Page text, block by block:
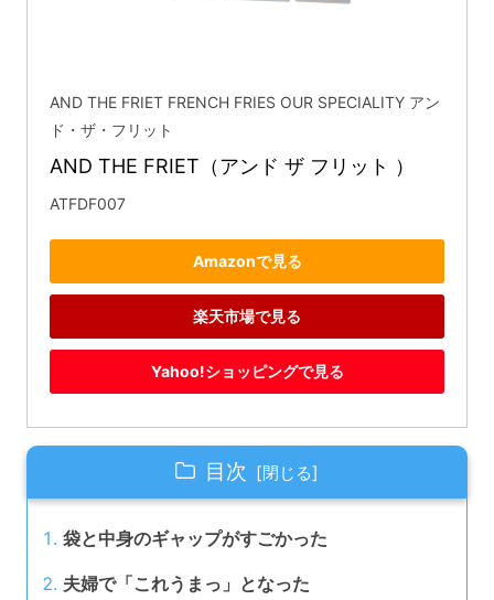
AND THE FRIET FRENCH FRIES OUR SPECIALITY アン
ド・ザ・フリット
AND THE FRIET（アンド ザ フリット ）
ATFDF007
Amazonで見る
楽天市場で見る
Yahoo!ショッピングで見る
目次
袋と中身のギャップがすごかった
夫婦で「これうまっ」となった